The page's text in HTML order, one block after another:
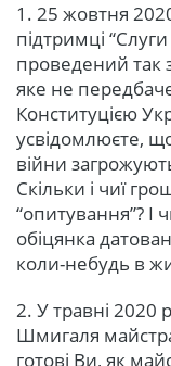
1. 25 жовтня
підтримці
проведений так
яке не
Конституцією
усвідомлюєте,
війни
Скільки і чиї
“опитування”? І
обіцянка
коли-небудь в
2. У травні 2020
Шмигаля
готові Ви, як